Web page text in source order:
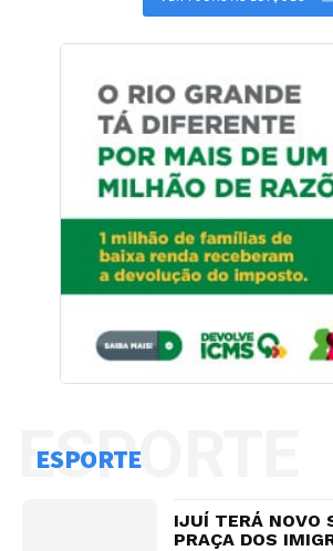
ESPORTE
ESPORTE
IJUÍ TERÁ NOVO
PRAÇA DOS